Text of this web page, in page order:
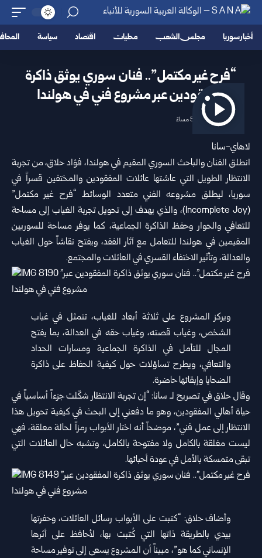
أخبار سوريا مجلس الشعب محليات اقتصاد سياسة
“فرح غير مكتمل”.. فنان سوري يوثق ذاكرة
المفقودين عبر مشروع فني في هولندا
2026/07/04 5:14 مساءً
لاهاي-سانا
انطلق الفنان والباحث السوري المقيم في هولندا، فؤاد حلاق، من تجربة
الانتظار الطويل التي عاشتها عائلات المفقودين والمختفين قسراً في
سوريا، ليطلق مشروعه الفني متعدد الوسائط “فرح غير مكتمل”
(Incomplete Joy)، والذي يهدف إلى تحويل تجربة الغياب إلى مساحة
للتعافي والحوار وحفظ الذاكرة الجماعية، كما يوفر مساحة للسوريين
المقيمين في هولندا للتعامل مع آثار الفقد، ويفتح نقاشاً حول الغياب
والعدالة، وتأثير الاختفاء القسري في العائلات والمجتمع.
ويركز المشروع على ثلاثة أبعاد للغياب، تتمثل في غياب
الشخص، وغياب قصته، وغياب حقه في العدالة، بما يفتح
المجال للتأمل في الذاكرة الجماعية ومسارات الحداد
والتعافي، ويطرح تساؤلات حول كيفية الحفاظ على ذاكرة
الضحايا وإبقائها حاضرة.
وقال حلاق في تصريح لـ سانا: “إن تجربة الانتظار شكّلت جزءاً أساسياً في
حياة أهالي المفقودين، وهو ما دفعني إلى البحث في كيفية تحويل هذا
الانتظار إلى عمل فني”، موضحاً أنه اختار الأبواب رمزاً لحالة معلقة، فهي
ليست مغلقة بالكامل ولا مفتوحة بالكامل، وتشبه حال العائلات التي
تبقى متمسكة بالأمل في عودة أحبائها.
وأضاف حلاق: “كتبت على الأبواب رسائل العائلات، وحفرتها
بيدي بالطريقة ذاتها التي كُتبت بها، لأحافظ على أثرها
الإنساني كما هو”، مبيناً أن المشروع يسعى إلى توفير مساحة